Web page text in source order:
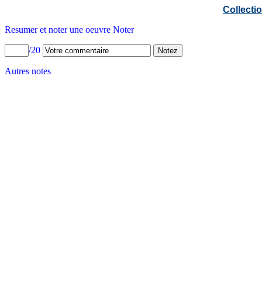
Resumer et noter une oeuvre Noter
/20
Autres notes